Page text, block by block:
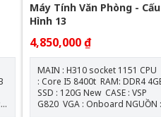
Máy Tính Văn Phòng - Cấu
Hình 13
4,850,000 ₫
MAIN : H310 socket 1151 CPU
: Core I5 8400t RAM: DDR4 4GB
SSD : 120G New CASE : VSP
G820 VGA : Onboard NGUỒN :